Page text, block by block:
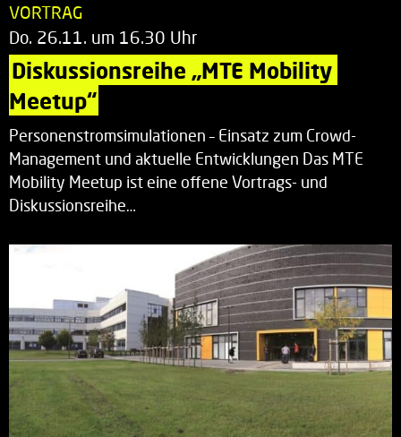
VORTRAG
Do. 26.11. um 16.30 Uhr
Diskussionsreihe „MTE Mobility
Meetup“
Personenstromsimulationen – Einsatz zum Crowd-
Management und aktuelle Entwicklungen Das MTE
Mobility Meetup ist eine offene Vortrags- und
Diskussionsreihe…